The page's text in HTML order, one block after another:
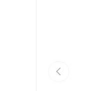
Anterior